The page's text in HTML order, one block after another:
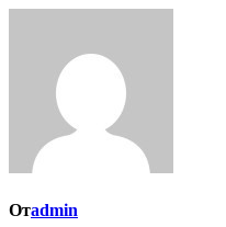
Отadmin